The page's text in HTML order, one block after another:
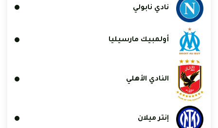
نادي نابولي
أولمبيك مارسيليا
النادي الأهلي
إنتر ميلان